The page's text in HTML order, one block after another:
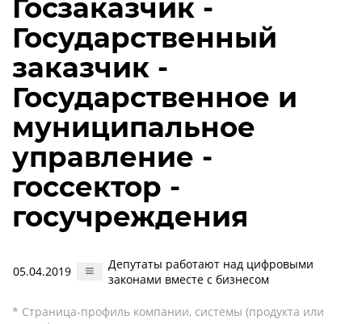
Госзаказчик -
Государственный
заказчик -
Государственное и
муниципальное
управление -
госсектор -
госучреждения
05.04.2019
Депутаты работают над цифровыми
законами вместе с бизнесом
* Страница-профиль компании, системы (продукта или